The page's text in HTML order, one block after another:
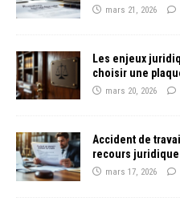
mars 21, 2026
Les enjeux
choisir une
mars 20, 2026
Accident de
recours
mars 17, 2026